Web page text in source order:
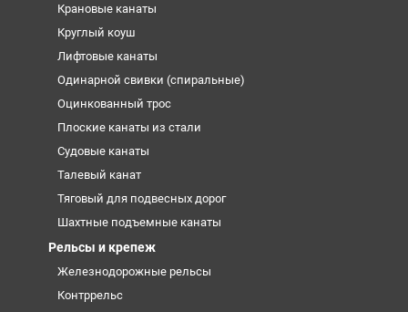
Крановые канаты
Круглый коуш
Лифтовые канаты
Одинарной свивки (спиральные)
Оцинкованный трос
Плоские канаты из стали
Судовые канаты
Талевый канат
Тяговый для подвесных дорог
Шахтные подъемные канаты
Рельсы и крепеж
Железнодорожные рельсы
Контррельс